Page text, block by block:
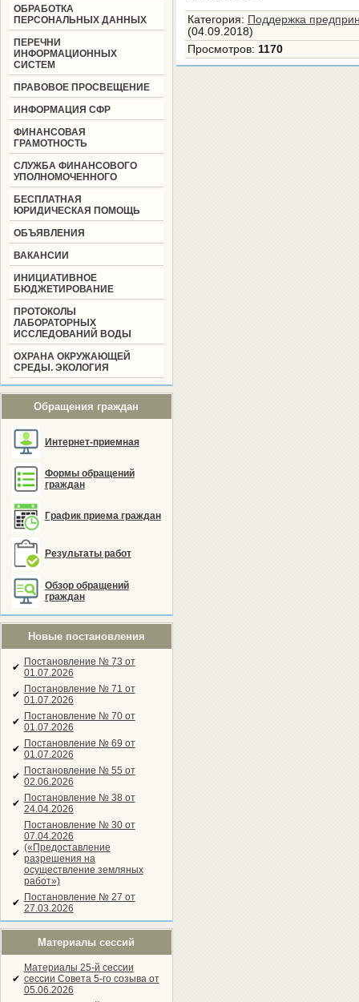
ОБРАБОТКА
ПЕРСОНАЛЬНЫХ ДАННЫХ
ПЕРЕЧНИ
ИНФОРМАЦИОННЫХ
СИСТЕМ
ПРАВОВОЕ ПРОСВЕЩЕНИЕ
ИНФОРМАЦИЯ СФР
ФИНАНСОВАЯ
ГРАМОТНОСТЬ
СЛУЖБА ФИНАНСОВОГО
УПОЛНОМОЧЕННОГО
БЕСПЛАТНАЯ
ЮРИДИЧЕСКАЯ ПОМОЩЬ
ОБЪЯВЛЕНИЯ
ВАКАНСИИ
ИНИЦИАТИВНОЕ
БЮДЖЕТИРОВАНИЕ
ПРОТОКОЛЫ
ЛАБОРАТОРНЫХ
ИССЛЕДОВАНИЙ ВОДЫ
ОХРАНА ОКРУЖАЮЩЕЙ
СРЕДЫ. ЭКОЛОГИЯ
Обращения граждан
Интернет-приемная
Формы обращений
граждан
График приема граждан
Результаты работ
Обзор обращений
граждан
Новые постановления
✔ Постановление № 73 от
01.07.2026
✔ Постановление № 71 от
01.07.2026
✔ Постановление № 70 от
01.07.2026
✔ Постановление № 69 от
01.07.2026
✔ Постановление № 55 от
02.06.2026
✔ Постановление № 38 от
24.04.2026
✔
Постановление № 30 от
07.04.2026
(«Предоставление
разрешения на
осуществление земляных
работ»)
✔ Постановление № 27 от
27.03.2026
Материалы сессий
✔
Материалы 25-й сессии
сессии Совета 5-го созыва от
05.06.2026
Категория: Поддержка
(04.09.2018)
Просмотров: 1170